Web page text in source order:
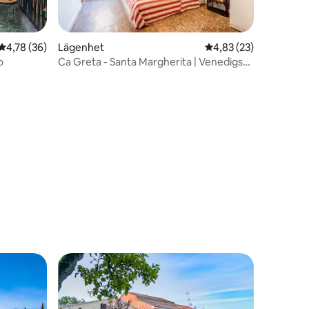
av 5 i genomsnittligt betyg, 36 omdömen
4,78 (36)
Lägenhet 4,83 av 5 i
4,83 (23)
Ca Greta - Santa Margherita | Venedigs